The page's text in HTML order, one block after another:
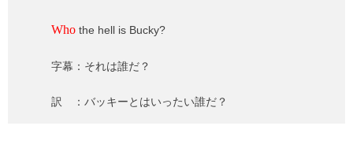
Who the hell is Bucky?
字幕：それは誰だ？
訳 ：バッキーとはいったい誰だ？